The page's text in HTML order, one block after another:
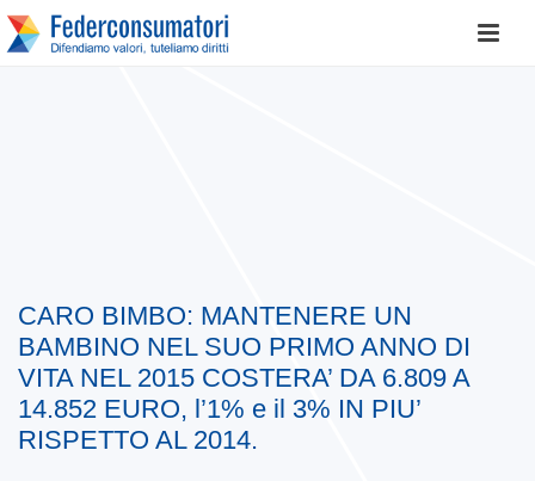
CARO BIMBO: MANTENERE UN
BAMBINO NEL SUO PRIMO ANNO DI
VITA NEL 2015 COSTERA’ DA 6.809 A
14.852 EURO, l’1% e il 3% IN PIU’
RISPETTO AL 2014.